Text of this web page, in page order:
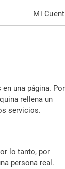
Mi
una página. Por
rellena un
servicios.
lo tanto, por
persona real.